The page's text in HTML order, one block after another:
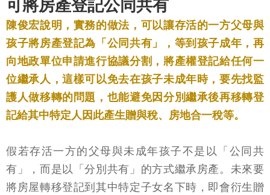
可將房產登記公同共有
陳俊宏說明，實務的做法，可以讓存活的一方父母與
孩子將房產登記為「公同共有」，等到孩子成年，再
向地政單位申請進行協議分割，將產權登記給任何一
位繼承人，這樣可以免去在孩子未成年時，要先找監
護人做移轉的問題，也能避免因分別繼承後再移轉登
記給其中特定人因此產生贈與稅、房地合一稅等。
假若存活一方的父母與未成年孩子不是以「公同共
有」，而是以「分別共有」的方式繼承房產。未來要
將房屋轉移登記到其中特定子女名下時，即會衍生贈